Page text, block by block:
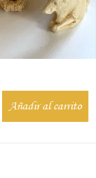
Añadir al carrito